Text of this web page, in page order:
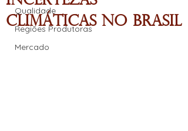
Qualidade
Regiões Produtoras
Mercado
Climáticas no Brasil